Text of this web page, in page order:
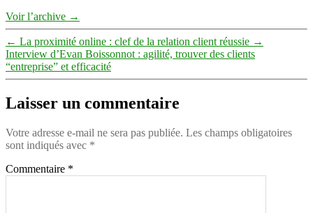
Voir l’archive →
← La proximité online : clef de la relation client réussie →
Interview d’Evan Boissonnot : agilité, trouver des clients
“entreprise” et efficacité
Laisser un commentaire
Votre adresse e-mail ne sera pas publiée. Les champs obligatoires
sont indiqués avec *
Commentaire *